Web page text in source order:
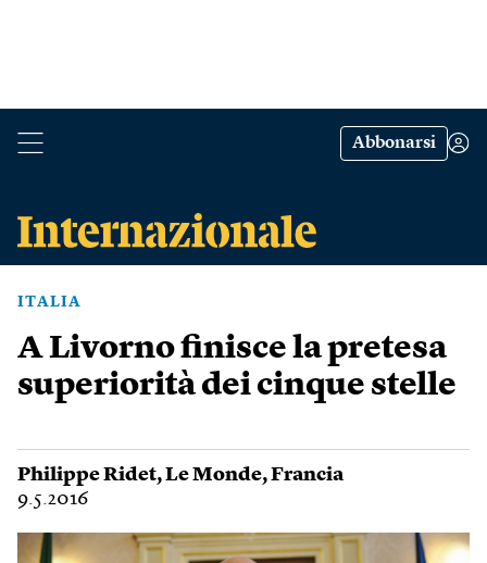
Abbonarsi
ITALIA
A Livorno finisce la pretesa
superiorità dei cinque stelle
Philippe Ridet,Le Monde,Francia
9.5.2016